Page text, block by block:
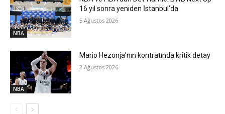
NBA
16 yıl sonra yeniden İstanbul’da
5 Ağustos 2026
NBA
Mario Hezonja’nın kontratında kritik detay
2 Ağustos 2026